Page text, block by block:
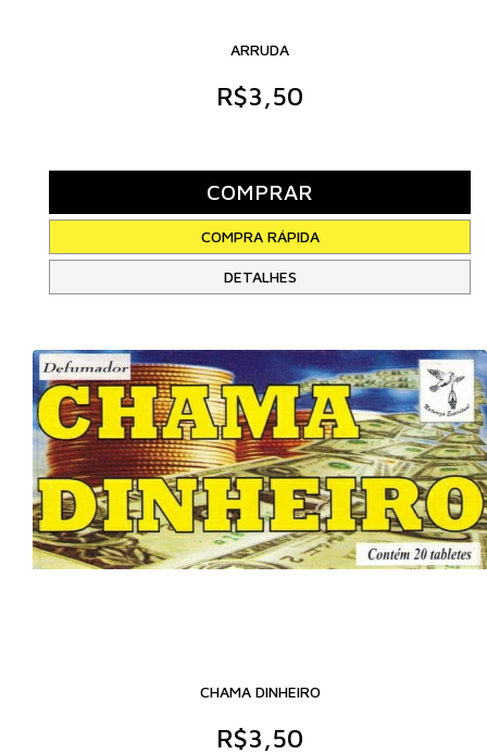
ARRUDA
R$3,50
DETALHES
CHAMA DINHEIRO
R$3,50